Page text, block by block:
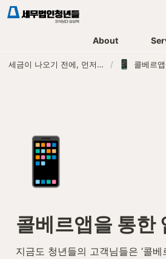
About
세금이 나오기 전에, 먼저 연락하는 세무법인 / 콜베르
📱
콜베르앱을 통한
지금도 청년들의 고객님들은 ‘콜베